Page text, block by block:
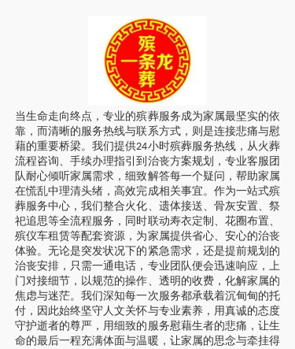
当生命走向终点，专业的殡葬服务成为家属最坚实的依
靠，而清晰的服务热线与联系方式，则是连接悲痛与慰
藉的重要桥梁。我们提供24小时殡葬服务热线，从火葬
流程咨询、手续办理指引到治丧方案规划，专业客服团
队耐心倾听家属需求，细致解答每一个疑问，帮助家属
在慌乱中理清头绪，高效完成相关事宜。作为一站式殡
葬服务中心，我们整合火化、遗体接送、骨灰安置、祭
祀追思等全流程服务，同时联动寿衣定制、花圈布置、
殡仪车租赁等配套资源，为家属提供省心、安心的治丧
体验。无论是突发状况下的紧急需求，还是提前规划的
治丧安排，只需一通电话，专业团队便会迅速响应，上
门对接细节，以规范的操作、透明的收费，化解家属的
焦虑与迷茫。我们深知每一次服务都承载着沉甸甸的托
付，因此始终坚守人文关怀与专业素养，用真诚的态度
守护逝者的尊严，用细致的服务慰藉生者的悲痛，让生
命的最后一程充满体面与温暖，让家属的思念与牵挂得